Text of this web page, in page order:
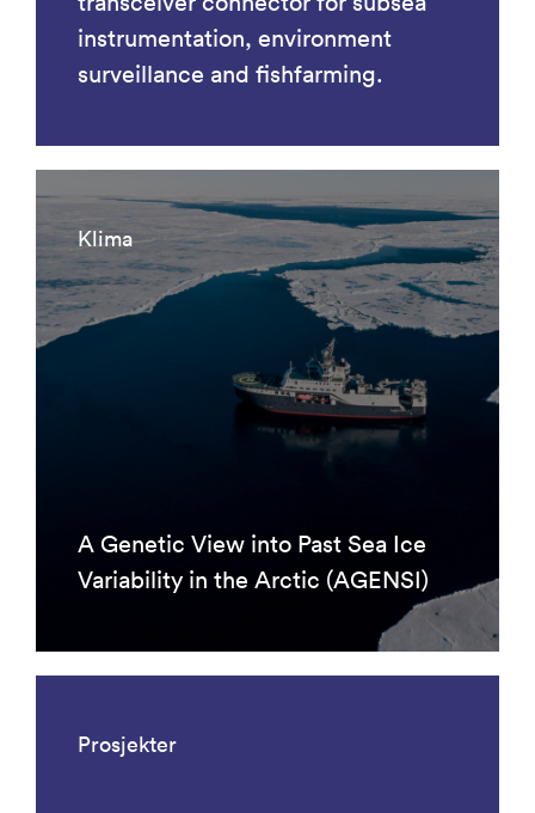
instrumentation, environment
surveillance and fishfarming.
Klima
A Genetic View into Past Sea Ice
Variability in the Arctic (AGENSI)
Prosjekter